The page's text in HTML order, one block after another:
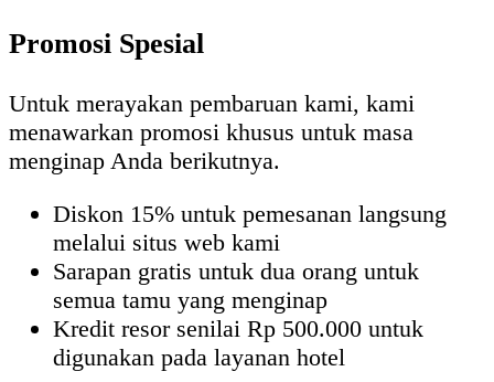
Promosi Spesial
Untuk merayakan pembaruan kami, kami
menawarkan promosi khusus untuk masa
menginap Anda berikutnya.
Diskon 15% untuk pemesanan langsung
melalui situs web kami
Sarapan gratis untuk dua orang untuk
semua tamu yang menginap
Kredit resor senilai Rp 500.000 untuk
digunakan pada layanan hotel